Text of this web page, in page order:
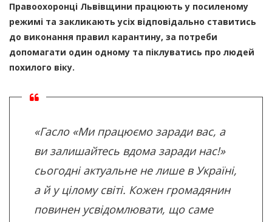
Правоохоронці Львівщини працюють у посиленому
режимі та закликають усіх відповідально ставитись
до виконання правил карантину, за потреби
допомагати один одному та піклуватись про людей
похилого віку.
«Гасло «Ми працюємо заради вас, а
ви залишайтесь вдома заради нас!»
сьогодні актуальне не лише в Україні,
а й у цілому світі. Кожен громадянин
повинен усвідомлювати, що саме